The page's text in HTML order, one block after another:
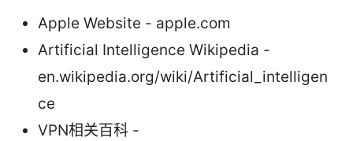
Apple Website - apple.com
Artificial Intelligence Wikipedia -
en.wikipedia.org/wiki/Artificial_intelligen
ce
VPN相关百科 -